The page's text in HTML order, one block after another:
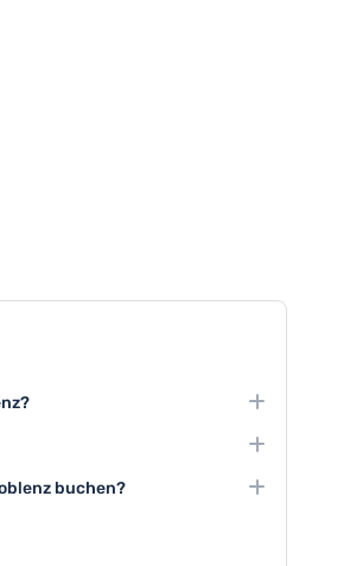
Koblenz angeboten, wie zum
besonderen Anlässen.
gutem Wetter statt, da
buchen?